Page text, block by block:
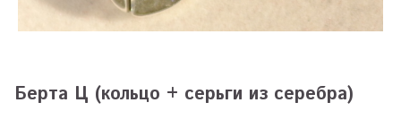
Берта Ц (кольцо + серьги из серебра)